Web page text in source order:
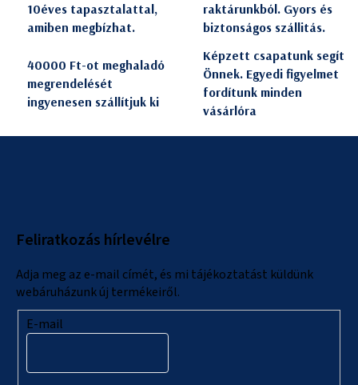
10éves tapasztalattal,
amiben megbízhat.
raktárunkból. Gyors és
biztonságos szállitás.
40000 Ft-ot meghaladó
megrendelését
ingyenesen szállítjuk ki
Képzett csapatunk segít
Önnek. Egyedi figyelmet
fordítunk minden
vásárlóra
Feliratkozás hírlevélre
Adja meg az e-mail címét, és mi tájékoztatást küldünk
webáruházunk új termékeiről.
E-mail